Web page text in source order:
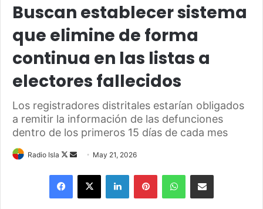
Buscan establecer sistema
que elimine de forma
continua en las listas a
electores fallecidos
Los registradores distritales estarían obligados
a remitir la información de las defunciones
dentro de los primeros 15 días de cada mes
Radio Isla
Follow
Send
email
May 21, 2026
Facebook
X LinkedInPinterestWhatsAppShare via Email